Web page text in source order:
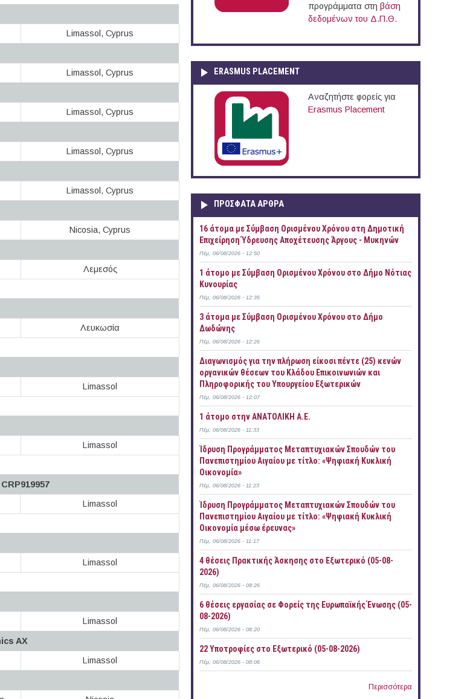
Limassol, Cyprus
Limassol, Cyprus
Limassol, Cyprus
Limassol, Cyprus
Limassol, Cyprus
Nicosia, Cyprus
Λεμεσός
Λευκωσία
Limassol
Limassol
Limassol
Limassol
Limassol
AX
Limassol
προγράμματα στη βάση
δεδομένων του Δ.Π.Θ.
ERASMUS PLACEMENT
Αναζητήστε φορείς για
Erasmus Placement
ΠΡOΣΦΑΤΑ AΡΘΡΑ
16 άτομα με Σύμβαση Ορισμένου Χρόνου στη Δημοτική
Επιχείρηση Ύδρευσης Αποχέτευσης Άργους - Μυκηνών
Πέμ, 06/08/2026 - 12:50
1 άτομο με Σύμβαση Ορισμένου Χρόνου στο Δήμο Νότιας
Κυνουρίας
Πέμ, 06/08/2026 - 12:35
3 άτομα με Σύμβαση Ορισμένου Χρόνου στο Δήμο
Δωδώνης
Πέμ, 06/08/2026 - 12:26
Διαγωνισμός για την πλήρωση είκοσι πέντε (25) κενών
οργανικών θέσεων του Κλάδου Επικοινωνιών και
Πληροφορικής του Υπουργείου Εξωτερικών
Πέμ, 06/08/2026 - 12:07
1 άτομο στην ΑΝΑΤΟΛΙΚΗ Α.Ε.
Πέμ, 06/08/2026 - 11:33
Ίδρυση Προγράμματος Μεταπτυχιακών Σπουδών του
Πανεπιστημίου Αιγαίου με τίτλο: «Ψηφιακή Κυκλική
Οικονομία»
Πέμ, 06/08/2026 - 11:23
Ίδρυση Προγράμματος Μεταπτυχιακών Σπουδών του
Πανεπιστημίου Αιγαίου με τίτλο: «Ψηφιακή Κυκλική
Οικονομία μέσω έρευνας»
Πέμ, 06/08/2026 - 11:17
4 θέσεις Πρακτικής Άσκησης στο Εξωτερικό (05-08-
2026)
Πέμ, 06/08/2026 - 08:26
6 θέσεις εργασίας σε Φορείς της Ευρωπαϊκής Ένωσης (05-
08-2026)
Πέμ, 06/08/2026 - 08:20
22 Υποτροφίες στο Εξωτερικό (05-08-2026)
Πέμ, 06/08/2026 - 08:06
Περισσότερα